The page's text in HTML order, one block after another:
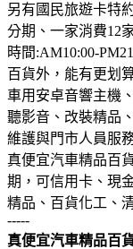
另有國民旅遊卡特
分期、一家消費12
時間:AM10:00-
百貨外，能有更划
車用安卓音響主機
聽影音、改裝精品
維護與門市人員服
真便宜汽車精品百
期，可信用卡、現
精品、百貨化工、
-----
真便宜汽車精品百